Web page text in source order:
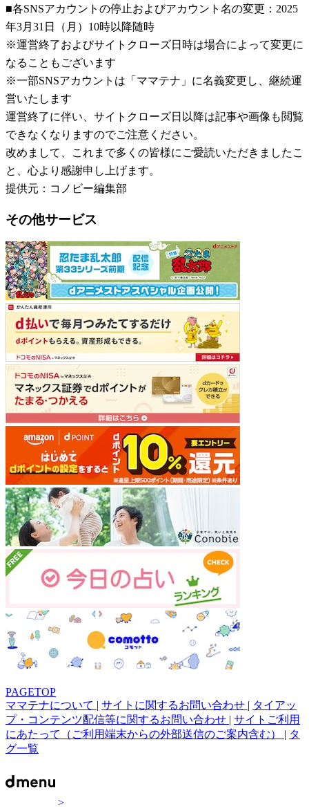
■各SNSアカウントの停止およびアカウント名の変更：2025
年3月31日（月）10時以降随時
※運営終了およびサイトクローズ日時は場合によって変更に
なることもございます
※一部SNSアカウントは「ママテナ」に名義変更し、継続運
営いたします
運営終了に伴い、サイトクローズ日以降は記事や画像も閲覧
できなくなりますのでご注意ください。
改めまして、これまで多くの皆様にご愛読いただきましたこ
と、心より感謝申し上げます。
提供元：コノビー編集部
その他サービス
PAGETOP
ママテナについて | サイトに関するお問い合わせ | タイアッ
プ・コンテンツ配信等に関するお問い合わせ | サイトご利用
にあたって（ご利用端末からの外部送信のご案内含む） | タ
グ一覧
>